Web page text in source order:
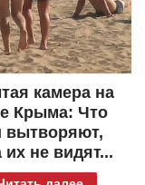
камера на
Крыма: Что
вытворяют,
их не видят...